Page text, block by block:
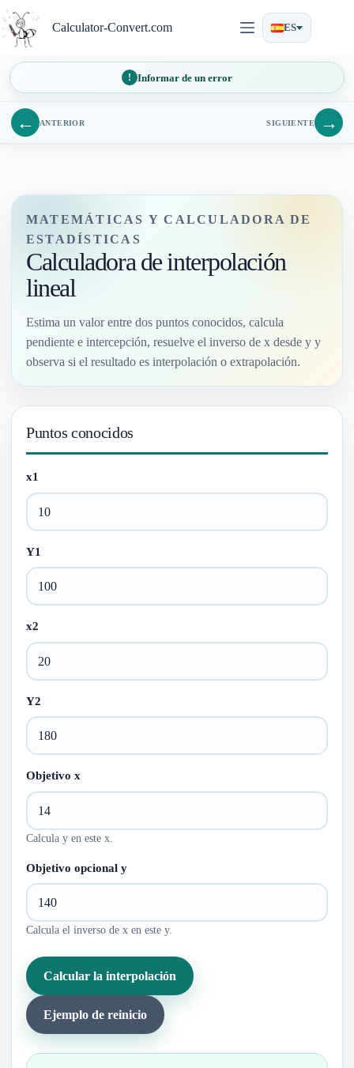
al
contenido
Calculator-Convert.com ES
Informar de un error
← ANTERIOR SIGUIENTE →
MATEMÁTICAS Y CALCULADORA DE
ESTADÍSTICAS
Calculadora de interpolación
lineal
Estima un valor entre dos puntos conocidos, calcula
pendiente e intercepción, resuelve el inverso de x desde y y
observa si el resultado es interpolación o extrapolación.
Puntos conocidos
x1
Y1
x2
Y2
Objetivo x
Calcula y en este x.
Objetivo opcional y
Calcula el inverso de x en este y.
Calcular la interpolación
Ejemplo de reinicio